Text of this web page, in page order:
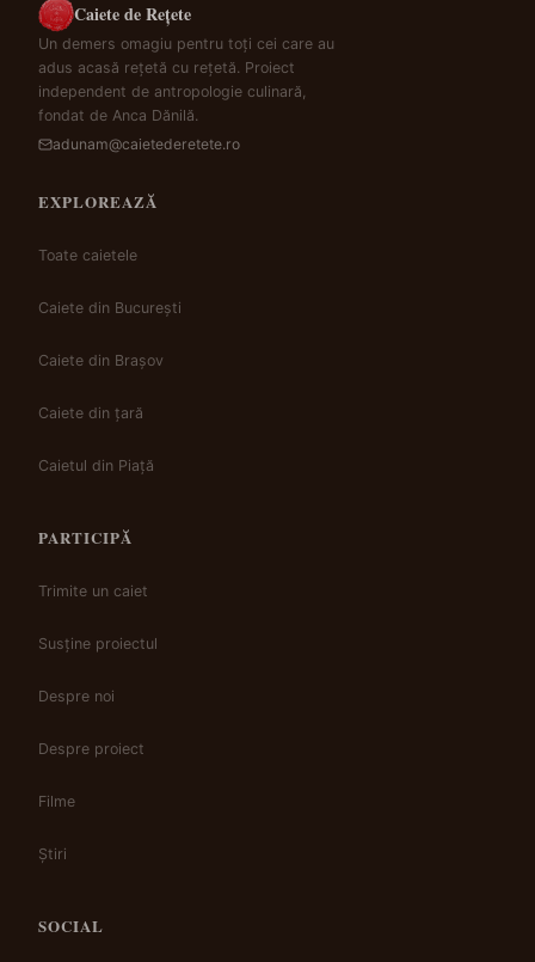
Caiete de Rețete
Un demers omagiu pentru toți cei care au
adus acasă rețetă cu rețetă. Proiect
independent de antropologie culinară,
fondat de Anca Dănilă.
adunam@caietederetete.ro
EXPLOREAZĂ
Toate caietele
Caiete din București
Caiete din Brașov
Caiete din țară
Caietul din Piață
PARTICIPĂ
Trimite un caiet
Susține proiectul
Despre noi
Despre proiect
Filme
Știri
SOCIAL